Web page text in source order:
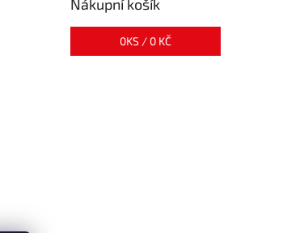
Nákupní košík
0KS / 0 KČ